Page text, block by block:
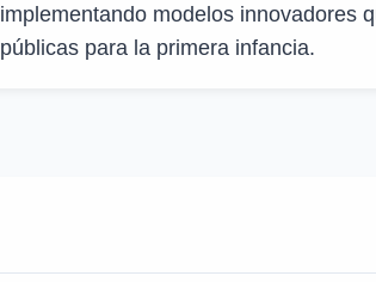
implementando modelos innovadores
públicas para la primera infancia.